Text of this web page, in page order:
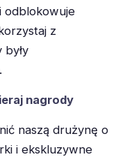
odblokowuje
z
były
nagrody
naszą drużynę o
i ekskluzywne